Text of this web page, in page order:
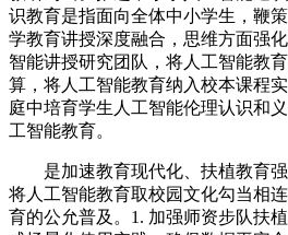
识教育是指面向全体中小学生，鞭
学教育讲授深度融合，思维方面强
智能讲授研究团队，将人工智能教
算，将人工智能教育纳入校本课程
庭中培育学生人工智能伦理认识和
工智能教育。
是加速教育现代化、扶植教育强
将人工智能教育取校园文化勾当相
育的公允普及。1. 加强师资步队扶